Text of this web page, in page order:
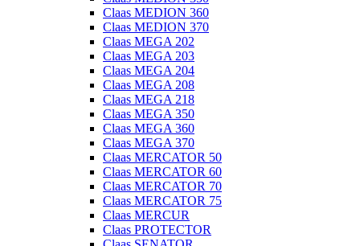
Claas MEDION 360
Claas MEDION 370
Claas MEGA 202
Claas MEGA 203
Claas MEGA 204
Claas MEGA 208
Claas MEGA 218
Claas MEGA 350
Claas MEGA 360
Claas MEGA 370
Claas MERCATOR 50
Claas MERCATOR 60
Claas MERCATOR 70
Claas MERCATOR 75
Claas MERCUR
Claas PROTECTOR